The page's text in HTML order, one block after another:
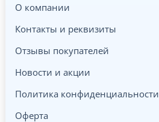
О компании
Контакты и реквизиты
Отзывы покупателей
Новости и акции
Политика конфиденциальности
Оферта